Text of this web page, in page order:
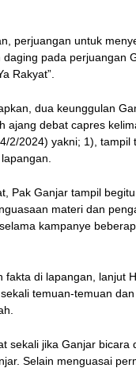
perjuangan untuk
pada perjuangan
Rakyat”.
dua keunggulan
ajang debat capres
2/2024) yakni; 1), tampil
Pak Ganjar tampil
materi dan
kampanye
fakta di lapangan, lanjut
temuan-temuan
sekali jika Ganjar bicara
Selain menguasai